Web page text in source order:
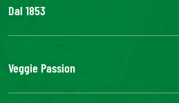
Dal 1853
Il Gruppo
La nostra filiera
Lavora con noi
Veggie Passion
l'ABC delle verdure